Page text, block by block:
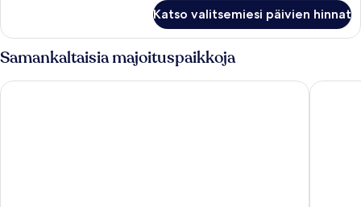
makuuhuonetta,
Katso valitsemiesi päivien hinnat
Samankaltaisia majoituspaikkoja
Park Plaza London Waterloo Park